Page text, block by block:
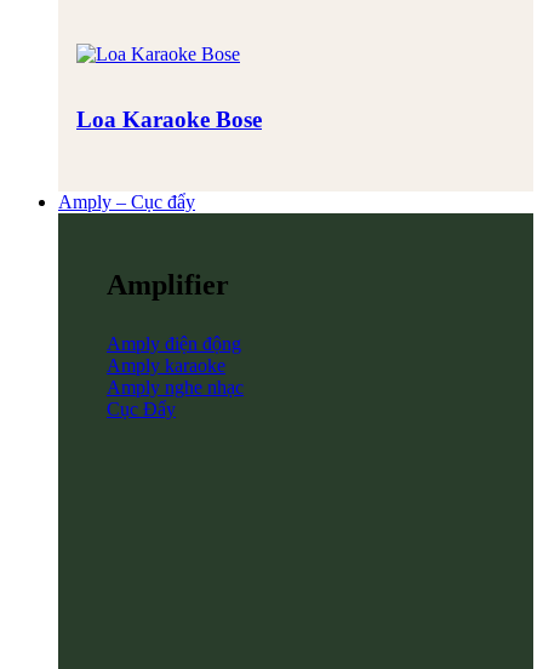
Loa Karaoke Bose
Amply – Cục đẩy
Amplifier
Amply điện động
Amply karaoke
Amply nghe nhạc
Cục Đẩy